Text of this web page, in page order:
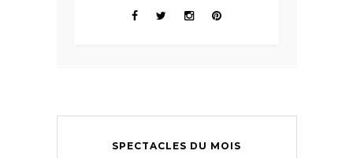
SPECTACLES DU MOIS